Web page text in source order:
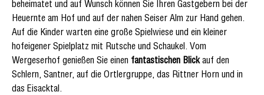
beheimatet und auf Wunsch können Sie Ihren Gastgebern bei der
Heuernte am Hof und auf der nahen Seiser Alm zur Hand gehen.
Auf die Kinder warten eine große Spielwiese und ein kleiner
hofeigener Spielplatz mit Rutsche und Schaukel. Vom
Wergeserhof genießen Sie einen fantastischen Blickauf den
Schlern, Santner, auf die Ortlergruppe, das Rittner Horn und in
das Eisacktal.